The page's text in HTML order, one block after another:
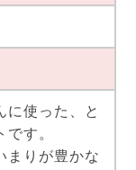
に使った、と
す。
まりが豊かな